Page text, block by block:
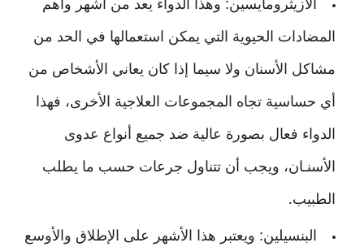
المضادات الحيوية التي يمكن استعمالها في الحد من
مشاكل الأسنان ولا سيما إذا كان يعاني الأشخاص من
أي حساسية تجاه المجموعات العلاجية الأخرى، فهذا
الدواء فعال بصورة عالية ضد جميع أنواع عدوى
الأسنـان، ويجب أن تتناول جرعات حسب ما يطلب
الطبيب.
البنسيلين: ويعتبر هذا الأشهر على الإطلاق والأوسع